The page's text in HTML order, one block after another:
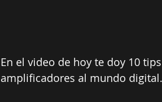
En el video de hoy te doy 10
amplificadores al mundo digital.